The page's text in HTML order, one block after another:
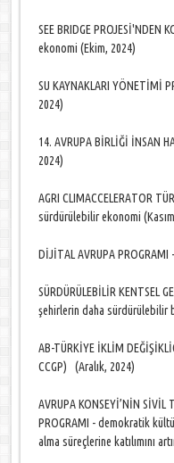
SEE BRIDGE PROJESİ'NDEN
ekonomi (Ekim, 2024)
SU KAYNAKLARI YÖNETİMİ
2024)
14. AVRUPA BİRLİĞİ İNSAN
2024)
AGRI CLIMACCELERATOR
sürdürülebilir ekonomi
DİJİTAL AVRUPA
SÜRDÜRÜLEBİLİR KENTSEL
şehirlerin daha sürdürülebilir
AB-TÜRKİYE İKLİM
CCGP) (Aralık, 2024)
AVRUPA KONSEYİ’NİN SİVİL
PROGRAMI - demokratik
alma süreçlerine katılımını